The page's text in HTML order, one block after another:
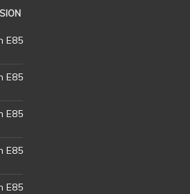
E85
E85
E85
E85
E85